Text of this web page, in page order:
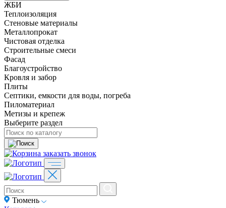
ЖБИ
Теплоизоляция
Стеновые материалы
Металлопрокат
Чистовая отделка
Строительные смеси
Фасад
Благоустройство
Кровля и забор
Плиты
Септики, емкости для воды, погреба
Пиломатериал
Метизы и крепеж
Выберите раздел
заказать звонок
Тюмень